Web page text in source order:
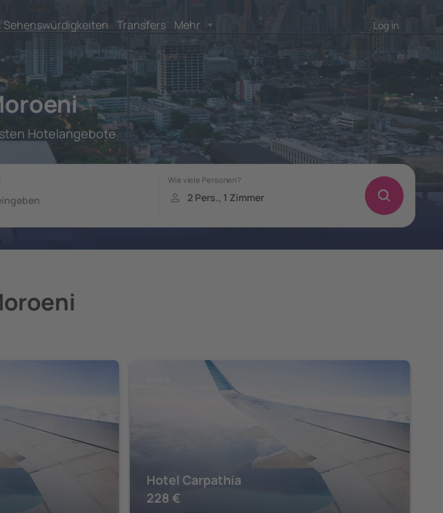
Sehenswürdigkeiten Transfers Mehr Log in
Hotelangebote
Hotel Carpathia
228 €